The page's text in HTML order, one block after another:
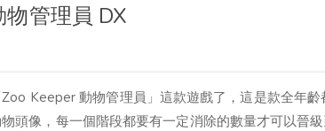
管理員 DX
Keeper 動物管理員」這款遊戲了，這是款全年
頭像，每一個階段都要有一定消除的數量才可以晉